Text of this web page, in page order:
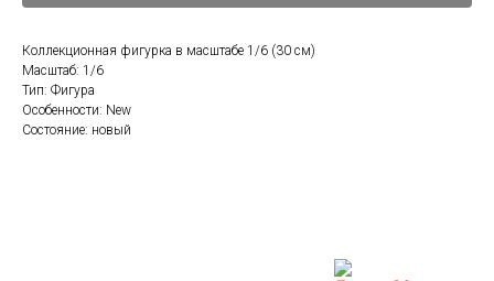
Коллекционная фигурка в масштабе 1/6 (30 см)
Масштаб: 1/6
Тип: Фигура
Особенности: New
Состояние: новый